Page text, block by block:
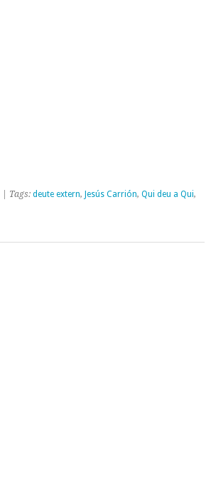
| Tags: deute extern, Jesús Carrión, Qui deu a Qui,